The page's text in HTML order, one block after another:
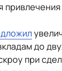
до
при